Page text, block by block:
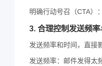
明确行动号召（CTA）
3. 合理控制发送频率
发送频率和时间，直接
发送频率：邮件发得太